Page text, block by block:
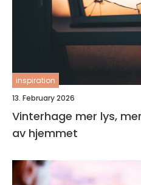
inspiration
13. February 2026
Vinterhage mer lys, mer plass og mer bruk
av hjemmet